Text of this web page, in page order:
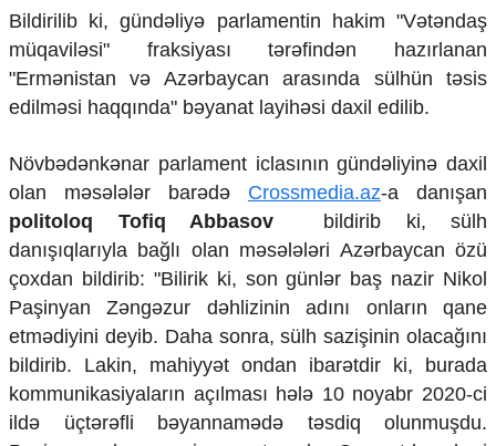
Foto
Video
İnfoqrafika
Podcast
Elm və təhsil
Mədəniyyət
Diaspor
Yüksəliş hekayəsi
Mədəniyyətimizin Zəfəri
Zəfər Diasporu
Səhiyyə
Ailə və uşaq
Turizm
İqtisadiyyat
Bildirilib ki, gündəliyə parlamentin hakim "Vətəndaş
müqaviləsi" fraksiyası tərəfindən hazırlanan
"Ermənistan və Azərbaycan arasında sülhün təsis
edilməsi haqqında" bəyanat layihəsi daxil edilib.
Növbədənkənar parlament iclasının gündəliyinə daxil
olan məsələlər barədə Crossmedia.az-a danışan
politoloq Tofiq Abbasov
bildirib ki, sülh
danışıqlarıyla bağlı olan məsələləri Azərbaycan özü
çoxdan bildirib: "Bilirik ki, son günlər baş nazir Nikol
Paşinyan Zəngəzur dəhlizinin adını onların qane
etmədiyini deyib. Daha sonra, sülh sazişinin olacağını
bildirib. Lakin, mahiyyət ondan ibarətdir ki, burada
kommunikasiyaların açılması hələ 10 noyabr 2020-ci
ildə üçtərəfli bəyannamədə təsdiq olunmuşdu.